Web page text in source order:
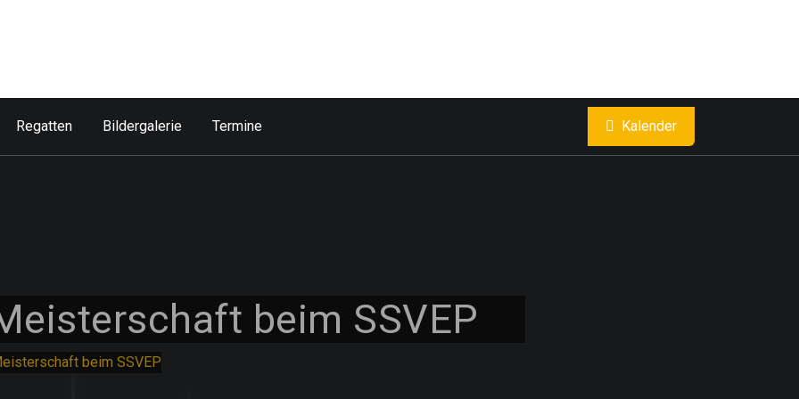
Regatten Bildergalerie Termine Kalender
beim SSVEP
beim SSVEP